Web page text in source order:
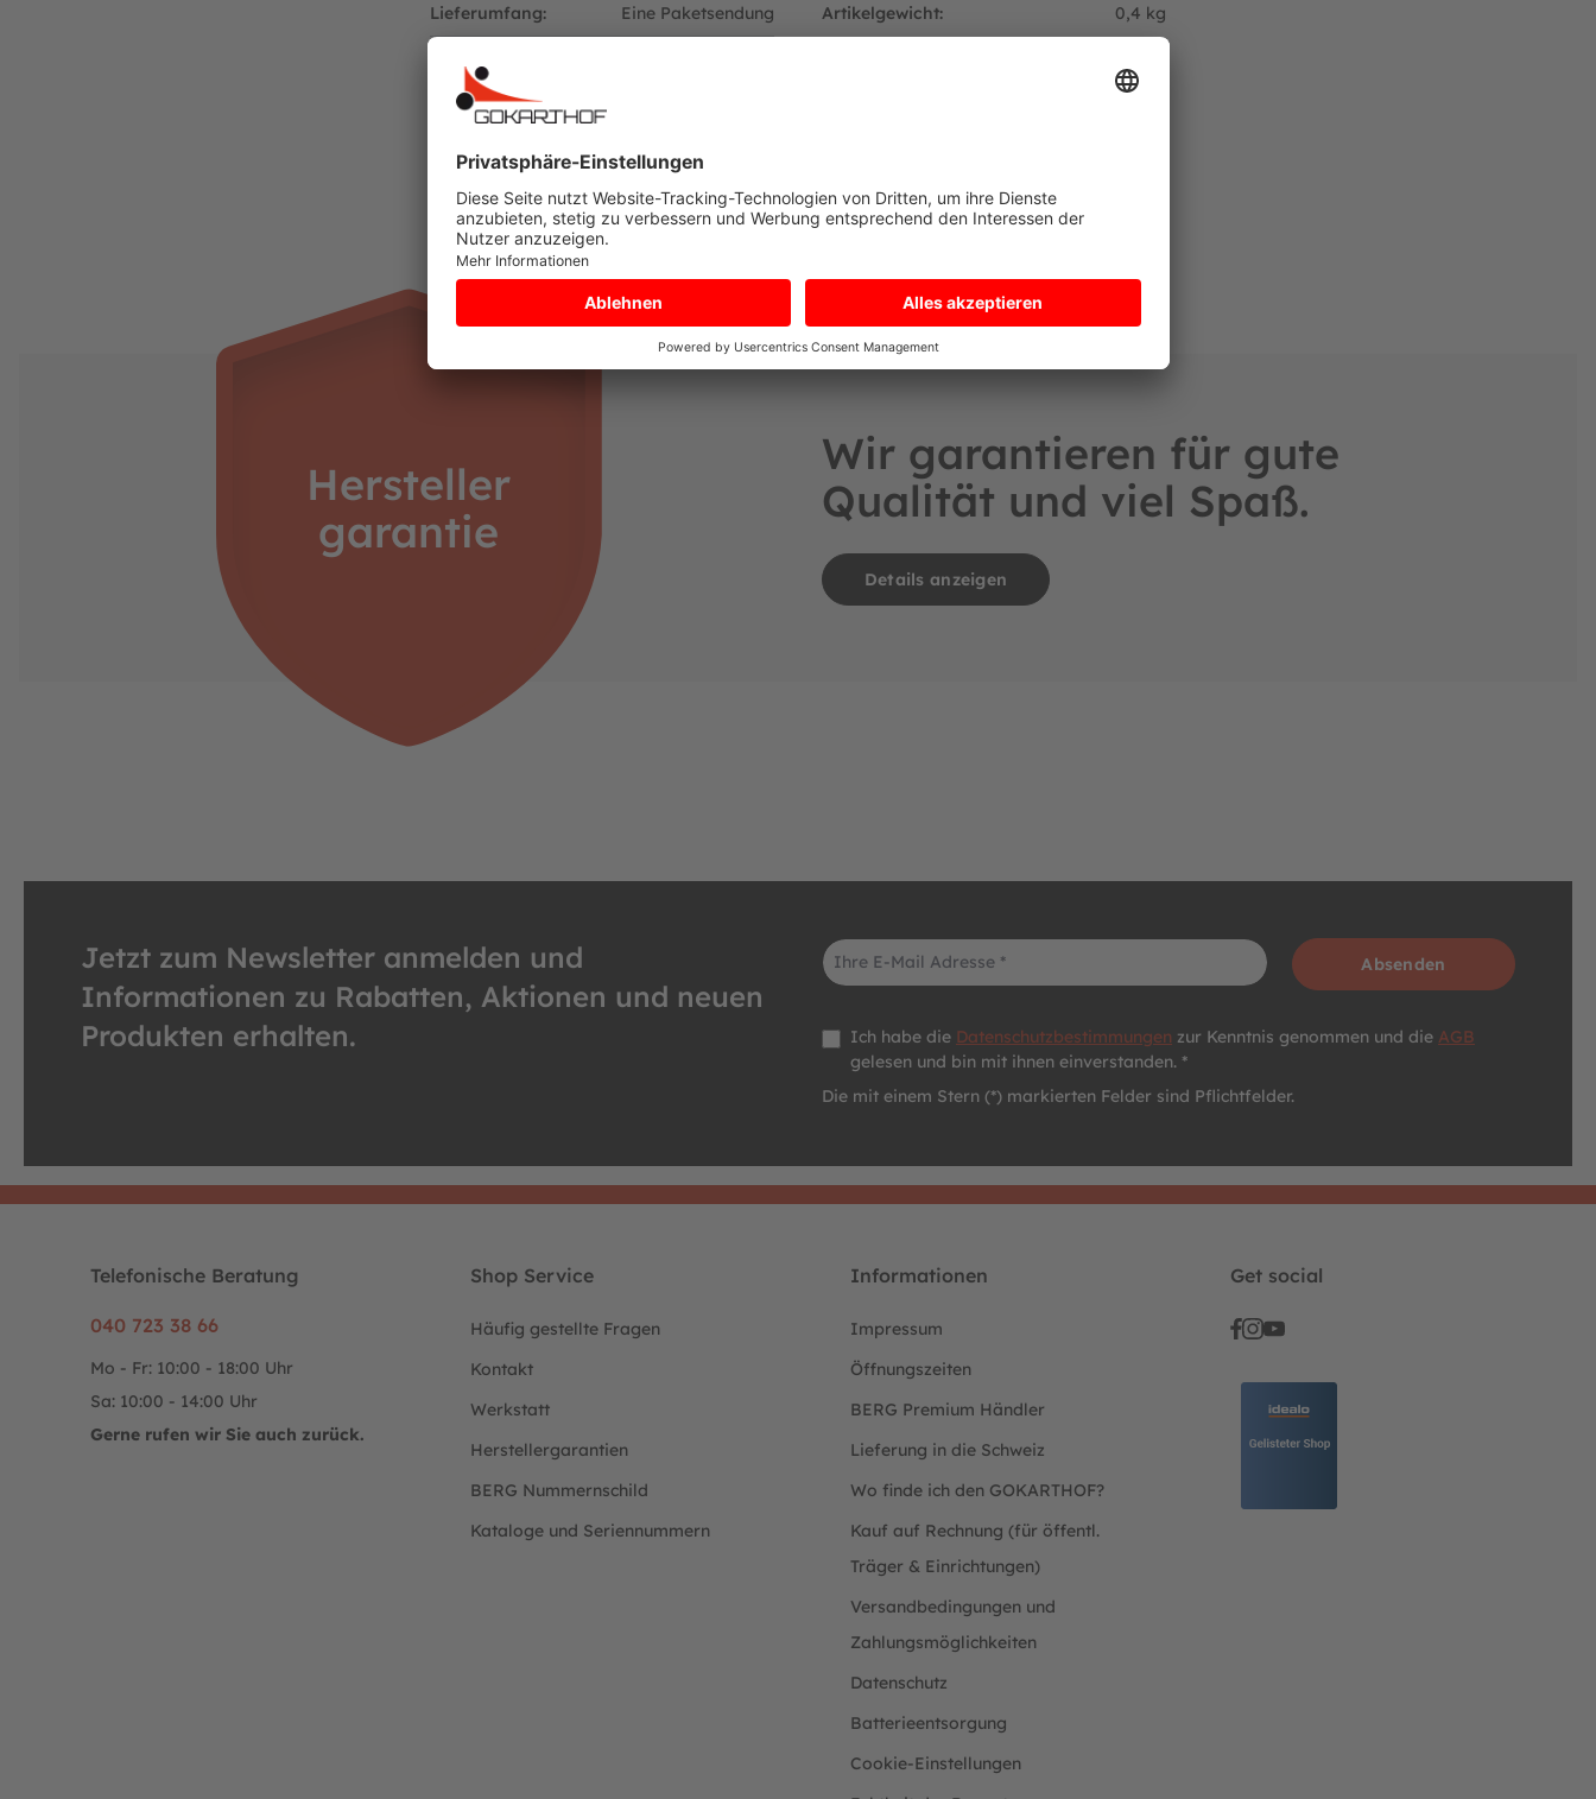
Lieferumfang: Eine Paketsendung
Ersatzteilart:
Artikelgewicht: 0,4 kg
Hersteller
garantie
Wir garantieren für gute
Qualität und viel Spaß.
Details anzeigen
Jetzt zum Newsletter anmelden und
Informationen zu Rabatten, Aktionen und neuen
Produkten erhalten.
E-Mail-Adresse*
Absenden
Datenschutz *
Ich habe die Datenschutzbestimmungen zur Kenntnis genommen und die AGB
gelesen und bin mit ihnen einverstanden. *
Die mit einem Stern (*) markierten Felder sind Pflichtfelder.
Telefonische Beratung
040 723 38 66
Mo - Fr: 10:00 - 18:00 Uhr
Sa: 10:00 - 14:00 Uhr
Gerne rufen wir Sie auch zurück.
Shop Service
Häufig gestellte Fragen
Kontakt
Werkstatt
Herstellergarantien
BERG Nummernschild
Kataloge und Seriennummern
Informationen
Impressum
Öffnungszeiten
BERG Premium Händler
Lieferung in die Schweiz
Wo finde ich den GOKARTHOF?
Kauf auf Rechnung (für öffentl.
Träger & Einrichtungen)
Versandbedingungen und
Zahlungsmöglichkeiten
Datenschutz
Batterieentsorgung
Cookie-Einstellungen
Get social